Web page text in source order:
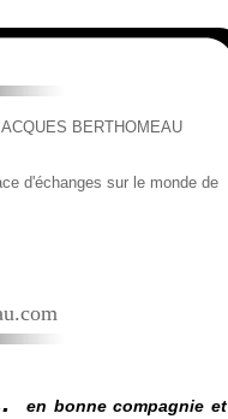
BERTHOMEAU
d'échanges sur le monde de
en bonne compagnie et